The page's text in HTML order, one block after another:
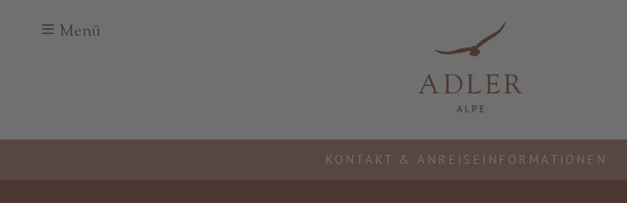
Menü
KONTAKT & ANREISEINFORMATIONEN